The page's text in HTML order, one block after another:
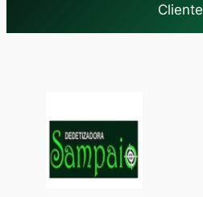
Cliente